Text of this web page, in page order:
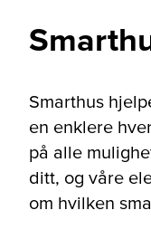
Smarthus
en enklere
på alle
ditt, og våre
om hvilken